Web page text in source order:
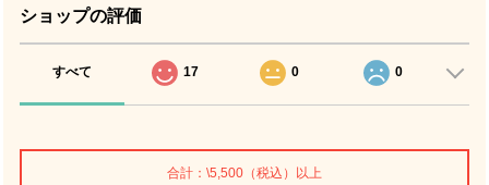
ショップの評価
すべて 17 0 0
合計：\5,500（税込）以上